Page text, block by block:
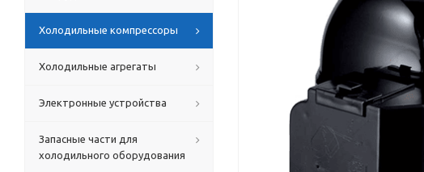
Холодильные компрессоры
Холодильные агрегаты
Электронные устройства
Запасные части для
холодильного оборудования